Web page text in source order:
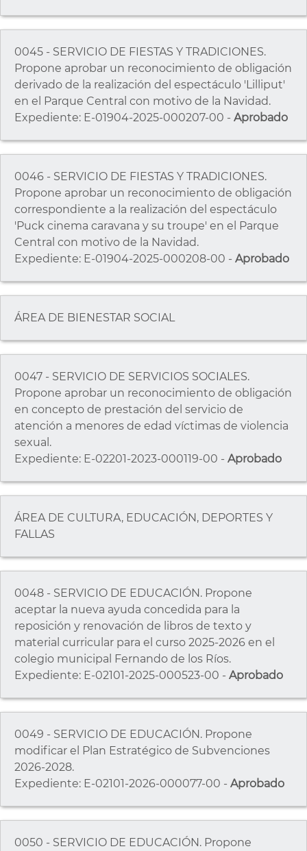
0045 - SERVICIO DE FIESTAS Y TRADICIONES.
Propone aprobar un reconocimiento de obligación
derivado de la realización del espectáculo 'Lilliput'
en el Parque Central con motivo de la Navidad.
Expediente: E-01904-2025-000207-00 - Aprobado
0046 - SERVICIO DE FIESTAS Y TRADICIONES.
Propone aprobar un reconocimiento de obligación
correspondiente a la realización del espectáculo
'Puck cinema caravana y su troupe' en el Parque
Central con motivo de la Navidad.
Expediente: E-01904-2025-000208-00 - Aprobado
ÁREA DE BIENESTAR SOCIAL
0047 - SERVICIO DE SERVICIOS SOCIALES.
Propone aprobar un reconocimiento de obligación
en concepto de prestación del servicio de
atención a menores de edad víctimas de violencia
sexual.
Expediente: E-02201-2023-000119-00 - Aprobado
ÁREA DE CULTURA, EDUCACIÓN, DEPORTES Y
FALLAS
0048 - SERVICIO DE EDUCACIÓN. Propone
aceptar la nueva ayuda concedida para la
reposición y renovación de libros de texto y
material curricular para el curso 2025-2026 en el
colegio municipal Fernando de los Ríos.
Expediente: E-02101-2025-000523-00 - Aprobado
0049 - SERVICIO DE EDUCACIÓN. Propone
modificar el Plan Estratégico de Subvenciones
2026-2028.
Expediente: E-02101-2026-000077-00 - Aprobado
0050 - SERVICIO DE EDUCACIÓN. Propone